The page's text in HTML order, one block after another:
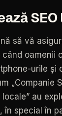
SEO
să vă
când oamenii
urile și
„Companie
locale” au
în special în